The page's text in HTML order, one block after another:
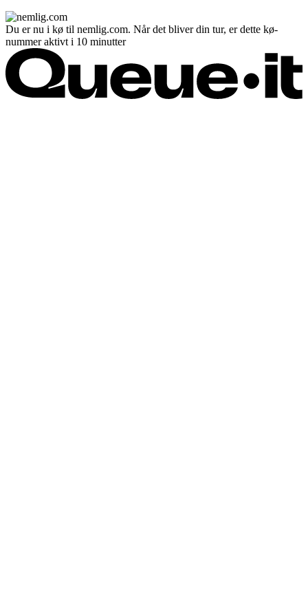
Du er nu i kø til nemlig.com. Når det bliver din tur, er dette kø-
nummer aktivt i 10 minutter